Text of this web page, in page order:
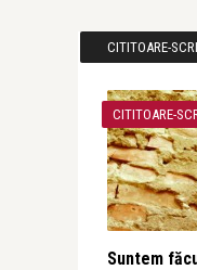
CITITOARE-
CITITOARE-
Suntem